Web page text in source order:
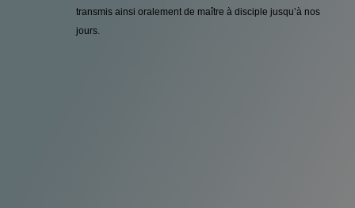
transmis ainsi oralement de maître à disciple jusqu’à nos
jours.